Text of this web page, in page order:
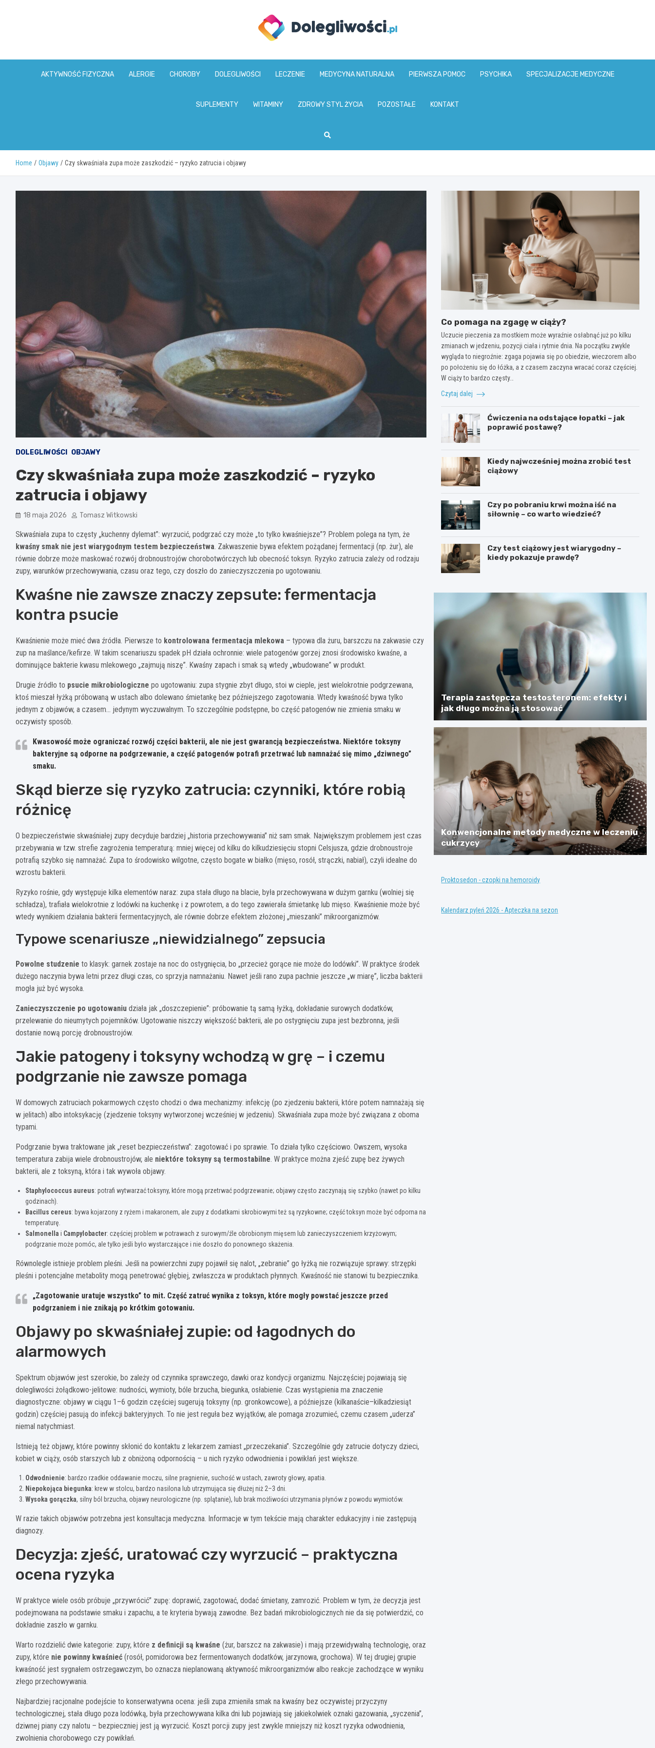
dolegliwosci.pl
AKTYWNOŚĆ FIZYCZNA ALERGIE CHOROBY DOLEGLIWOŚCI LECZENIE MEDYCYNA NATURALNA PIERWSZA POMOC PSYCHIKA SPECJALIZACJE MEDYCZNE
SUPLEMENTY WITAMINY ZDROWY STYL ŻYCIA POZOSTAŁE KONTAKT
Home Objawy Czy skwaśniała zupa może zaszkodzić – ryzyko zatrucia i objawy
DOLEGLIWOŚCI OBJAWY
Czy skwaśniała zupa może zaszkodzić – ryzyko
zatrucia i objawy
18 maja 2026 Tomasz Witkowski
Skwaśniała zupa to częsty „kuchenny dylemat”: wyrzucić, podgrzać czy może „to tylko kwaśniejsze”? Problem polega na tym, że
kwaśny smak nie jest wiarygodnym testem bezpieczeństwa. Zakwaszenie bywa efektem pożądanej fermentacji (np. żur), ale
równie dobrze może maskować rozwój drobnoustrojów chorobotwórczych lub obecność toksyn. Ryzyko zatrucia zależy od rodzaju
zupy, warunków przechowywania, czasu oraz tego, czy doszło do zanieczyszczenia po ugotowaniu.
Kwaśne nie zawsze znaczy zepsute: fermentacja
kontra psucie
Kwaśnienie może mieć dwa źródła. Pierwsze to kontrolowana fermentacja mlekowa – typowa dla żuru, barszczu na zakwasie czy
zup na maślance/kefirze. W takim scenariuszu spadek pH działa ochronnie: wiele patogenów gorzej znosi środowisko kwaśne, a
dominujące bakterie kwasu mlekowego „zajmują niszę”. Kwaśny zapach i smak są wtedy „wbudowane” w produkt.
Drugie źródło to psucie mikrobiologiczne po ugotowaniu: zupa stygnie zbyt długo, stoi w cieple, jest wielokrotnie podgrzewana,
ktoś mieszał łyżką próbowaną w ustach albo dolewano śmietankę bez późniejszego zagotowania. Wtedy kwaśność bywa tylko
jednym z objawów, a czasem… jedynym wyczuwalnym. To szczególnie podstępne, bo część patogenów nie zmienia smaku w
oczywisty sposób.
Kwasowość może ograniczać rozwój części bakterii, ale nie jest gwarancją bezpieczeństwa. Niektóre toksyny
bakteryjne są odporne na podgrzewanie, a część patogenów potrafi przetrwać lub namnażać się mimo „dziwnego”
smaku.
Skąd bierze się ryzyko zatrucia: czynniki, które robią
różnicę
O bezpieczeństwie skwaśniałej zupy decyduje bardziej „historia przechowywania” niż sam smak. Największym problemem jest czas
przebywania w tzw. strefie zagrożenia temperaturą: mniej więcej od kilku do kilkudziesięciu stopni Celsjusza, gdzie drobnoustroje
potrafią szybko się namnażać. Zupa to środowisko wilgotne, często bogate w białko (mięso, rosół, strączki, nabiał), czyli idealne do
wzrostu bakterii.
Ryzyko rośnie, gdy występuje kilka elementów naraz: zupa stała długo na blacie, była przechowywana w dużym garnku (wolniej się
schładza), trafiała wielokrotnie z lodówki na kuchenkę i z powrotem, a do tego zawierała śmietankę lub mięso. Kwaśnienie może być
wtedy wynikiem działania bakterii fermentacyjnych, ale równie dobrze efektem złożonej „mieszanki” mikroorganizmów.
Typowe scenariusze „niewidzialnego” zepsucia
Powolne studzenie to klasyk: garnek zostaje na noc do ostygnięcia, bo „przecież gorące nie może do lodówki”. W praktyce środek
dużego naczynia bywa letni przez długi czas, co sprzyja namnażaniu. Nawet jeśli rano zupa pachnie jeszcze „w miarę”, liczba bakterii
mogła już być wysoka.
Zanieczyszczenie po ugotowaniu działa jak „doszczepienie”: próbowanie tą samą łyżką, dokładanie surowych dodatków,
przelewanie do nieumytych pojemników. Ugotowanie niszczy większość bakterii, ale po ostygnięciu zupa jest bezbronna, jeśli
dostanie nową porcję drobnoustrojów.
Jakie patogeny i toksyny wchodzą w grę – i czemu
podgrzanie nie zawsze pomaga
W domowych zatruciach pokarmowych często chodzi o dwa mechanizmy: infekcję (po zjedzeniu bakterii, które potem namnażają się
w jelitach) albo intoksykację (zjedzenie toksyny wytworzonej wcześniej w jedzeniu). Skwaśniała zupa może być związana z oboma
typami.
Podgrzanie bywa traktowane jak „reset bezpieczeństwa”: zagotować i po sprawie. To działa tylko częściowo. Owszem, wysoka
temperatura zabija wiele drobnoustrojów, ale niektóre toksyny są termostabilne. W praktyce można zjeść zupę bez żywych
bakterii, ale z toksyną, która i tak wywoła objawy.
Staphylococcus aureus: potrafi wytwarzać toksyny, które mogą przetrwać podgrzewanie; objawy często zaczynają się szybko (nawet po kilku
godzinach).
Bacillus cereus: bywa kojarzony z ryżem i makaronem, ale zupy z dodatkami skrobiowymi też są ryzykowne; część toksyn może być odporna na
temperaturę.
Salmonella i Campylobacter: częściej problem w potrawach z surowym/źle obrobionym mięsem lub zanieczyszczeniem krzyżowym;
podgrzanie może pomóc, ale tylko jeśli było wystarczające i nie doszło do ponownego skażenia.
Równolegle istnieje problem pleśni. Jeśli na powierzchni zupy pojawił się nalot, „zebranie” go łyżką nie rozwiązuje sprawy: strzępki
pleśni i potencjalne metabolity mogą penetrować głębiej, zwłaszcza w produktach płynnych. Kwaśność nie stanowi tu bezpiecznika.
„Zagotowanie uratuje wszystko” to mit. Część zatruć wynika z toksyn, które mogły powstać jeszcze przed
podgrzaniem i nie znikają po krótkim gotowaniu.
Objawy po skwaśniałej zupie: od łagodnych do
alarmowych
Spektrum objawów jest szerokie, bo zależy od czynnika sprawczego, dawki oraz kondycji organizmu. Najczęściej pojawiają się
dolegliwości żołądkowo-jelitowe: nudności, wymioty, bóle brzucha, biegunka, osłabienie. Czas wystąpienia ma znaczenie
diagnostyczne: objawy w ciągu 1–6 godzin częściej sugerują toksyny (np. gronkowcowe), a późniejsze (kilkanaście–kilkadziesiąt
godzin) częściej pasują do infekcji bakteryjnych. To nie jest reguła bez wyjątków, ale pomaga zrozumieć, czemu czasem „uderza”
niemal natychmiast.
Istnieją też objawy, które powinny skłonić do kontaktu z lekarzem zamiast „przeczekania”. Szczególnie gdy zatrucie dotyczy dzieci,
kobiet w ciąży, osób starszych lub z obniżoną odpornością – u nich ryzyko odwodnienia i powikłań jest większe.
Odwodnienie: bardzo rzadkie oddawanie moczu, silne pragnienie, suchość w ustach, zawroty głowy, apatia.
Niepokojąca biegunka: krew w stolcu, bardzo nasilona lub utrzymująca się dłużej niż 2–3 dni.
Wysoka gorączka, silny ból brzucha, objawy neurologiczne (np. splątanie), lub brak możliwości utrzymania płynów z powodu wymiotów.
W razie takich objawów potrzebna jest konsultacja medyczna. Informacje w tym tekście mają charakter edukacyjny i nie zastępują
diagnozy.
Decyzja: zjeść, uratować czy wyrzucić – praktyczna
ocena ryzyka
W praktyce wiele osób próbuje „przywrócić” zupę: doprawić, zagotować, dodać śmietany, zamrozić. Problem w tym, że decyzja jest
podejmowana na podstawie smaku i zapachu, a te kryteria bywają zawodne. Bez badań mikrobiologicznych nie da się potwierdzić, co
dokładnie zaszło w garnku.
Warto rozdzielić dwie kategorie: zupy, które z definicji są kwaśne (żur, barszcz na zakwasie) i mają przewidywalną technologię, oraz
zupy, które nie powinny kwaśnieć (rosół, pomidorowa bez fermentowanych dodatków, jarzynowa, grochowa). W tej drugiej grupie
kwaśność jest sygnałem ostrzegawczym, bo oznacza nieplanowaną aktywność mikroorganizmów albo reakcje zachodzące w wyniku
złego przechowywania.
Najbardziej racjonalne podejście to konserwatywna ocena: jeśli zupa zmieniła smak na kwaśny bez oczywistej przyczyny
technologicznej, stała długo poza lodówką, była przechowywana kilka dni lub pojawiają się jakiekolwiek oznaki gazowania, „syczenia”,
dziwnej piany czy nalotu – bezpieczniej jest ją wyrzucić. Koszt porcji zupy jest zwykle mniejszy niż koszt ryzyka odwodnienia,
zwolnienia chorobowego czy powikłań.
Co pomaga na zgagę w ciąży?
Uczucie pieczenia za mostkiem może wyraźnie osłabnąć już po kilku
zmianach w jedzeniu, pozycji ciała i rytmie dnia. Na początku zwykle
wygląda to niegroźnie: zgaga pojawia się po obiedzie, wieczorem albo
po położeniu się do łóżka, a z czasem zaczyna wracać coraz częściej.
W ciąży to bardzo częsty…
Czytaj dalej
Ćwiczenia na odstające łopatki – jak
poprawić postawę?
Kiedy najwcześniej można zrobić test
ciążowy
Czy po pobraniu krwi można iść na
siłownię – co warto wiedzieć?
Czy test ciążowy jest wiarygodny –
kiedy pokazuje prawdę?
Terapia zastępcza testosteronem: efekty i
jak długo można ją stosować
Konwencjonalne metody medyczne w leczeniu
cukrzycy
Proktosedon - czopki na hemoroidy
Kalendarz pyleń 2026 - Apteczka na sezon